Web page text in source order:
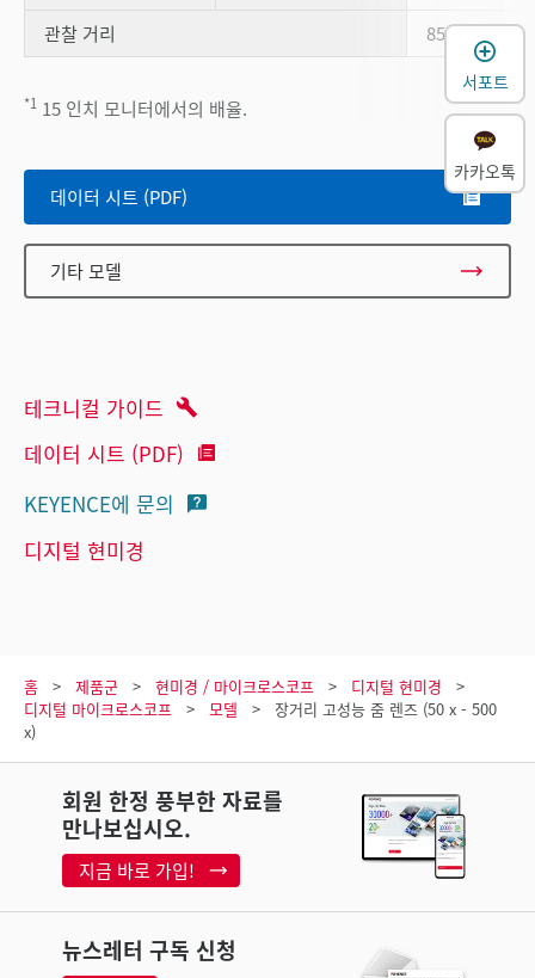
관찰 거리
85 mm
*1 15 인치 모니터에서의 배율.
데이터 시트 (PDF)
기타 모델
테크니컬 가이드
데이터 시트 (PDF)
KEYENCE에 문의
디지털 현미경
홈 제품군 현미경 / 마이크로스코프
디지털 현미경
디지털 마이크로스코프
모델
장거리 고성능 줌 렌즈 (50 x - 500
x)
회원 한정 풍부한 자료를
만나보십시오.
지금 바로 가입!
뉴스레터 구독 신청
서포트
카카오톡